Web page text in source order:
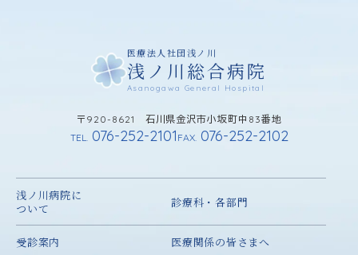
医療法人社団浅ノ川
浅ノ川総合病院
Asanogawa General Hospital
〒920-8621 石川県金沢市小坂町中83番地
TEL.076-252-2101 FAX.076-252-2102
浅ノ川病院に
ついて
診療科・各部門
受診案内 医療関係の皆さまへ